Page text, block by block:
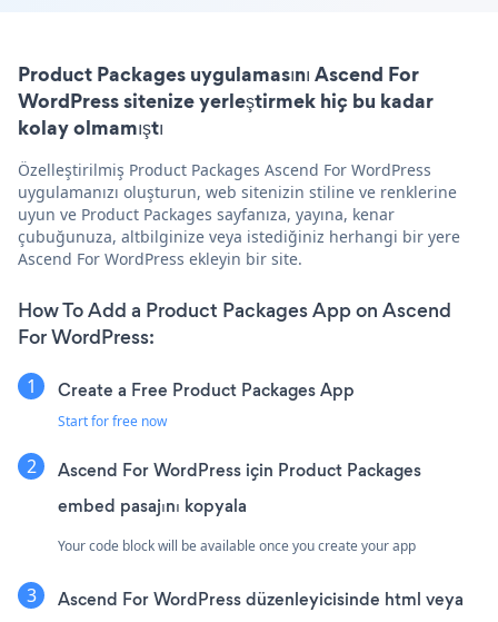
Product Packages uygulamasını Ascend For
WordPress sitenize yerleştirmek hiç bu kadar
kolay olmamıştı
Özelleştirilmiş Product Packages Ascend For WordPress
uygulamanızı oluşturun, web sitenizin stiline ve renklerine
uyun ve Product Packages sayfanıza, yayına, kenar
çubuğunuza, altbilginize veya istediğiniz herhangi bir yere
Ascend For WordPress ekleyin bir site.
How To Add a Product Packages App on Ascend
For WordPress:
Create a Free Product Packages App
Start for free now
Ascend For WordPress için Product Packages
embed pasajını kopyala
Your code block will be available once you create your app
Ascend For WordPress düzenleyicisinde html veya